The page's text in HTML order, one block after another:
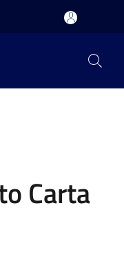
Carta